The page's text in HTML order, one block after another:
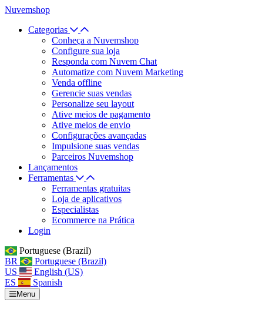
Nuvemshop
Categorias
Conheça a Nuvemshop
Configure sua loja
Responda com Nuvem Chat
Automatize com Nuvem Marketing
Venda offline
Gerencie suas vendas
Personalize seu layout
Ative meios de pagamento
Ative meios de envio
Configurações avançadas
Impulsione suas vendas
Parceiros Nuvemshop
Lançamentos
Ferramentas
Ferramentas gratuitas
Loja de aplicativos
Especialistas
Ecommerce na Prática
Login
Portuguese (Brazil)
BR
Portuguese (Brazil)
US
English (US)
ES
Spanish
Menu